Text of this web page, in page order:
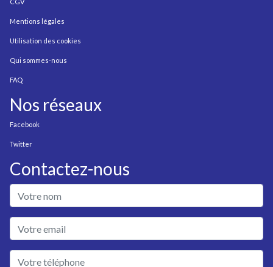
CGV
Mentions légales
Utilisation des cookies
Qui sommes-nous
FAQ
Nos réseaux
Facebook
Twitter
Contactez-nous